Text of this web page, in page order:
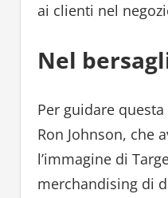
ai clienti nel
Nel
Per guidare
Ron Johnson, che
l’immagine di
merchandising di